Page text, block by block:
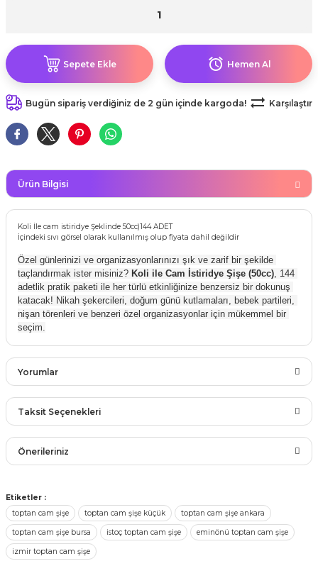
Süsleri (Halloween)
Günü
Süsleri
VE NİKAH Şekeri SARF
İlk dişim
Objeler
Malzemeleri
Maskeleri
süsleri
Çorap
Ürünleri
Sepete Ekle Hemen Al
Bugün sipariş verdiğiniz de 2 gün içinde kargoda! Karşılaştır
Ürün Bilgisi
Koli İle cam istiridye Şeklinde 50cc)144 ADET
İçindeki sıvı görsel olarak kullanılmış olup fiyata dahil değildir
Özel günlerinizi ve organizasyonlarınızı şık ve zarif bir şekilde
taçlandırmak ister misiniz? Koli ile Cam İstiridye Şişe (50cc), 144
adetlik pratik paketi ile her türlü etkinliğinize benzersiz bir dokunuş
katacak! Nikah şekercileri, doğum günü kutlamaları, bebek partileri,
nişan törenleri ve benzeri özel organizasyonlar için mükemmel bir
seçim.
Yorumlar
Bu ürüne ilk yorumu siz yapın!
Taksit Seçenekleri
Önerileriniz
Bu ürünün fiyat bilgisi, resim, ürün açıklamalarında ve diğer
konularda yetersiz gördüğünüz noktaları öneri formunu
kullanarak tarafımıza iletebilirsiniz.
Görüş ve önerileriniz için teşekkür ederiz.
Etiketler :
toptan cam şişe
toptan cam şişe küçük toptan cam şişe ankara
toptan cam şişe bursa istoç toptan cam şişe eminönü toptan cam şişe
izmir toptan cam şişe